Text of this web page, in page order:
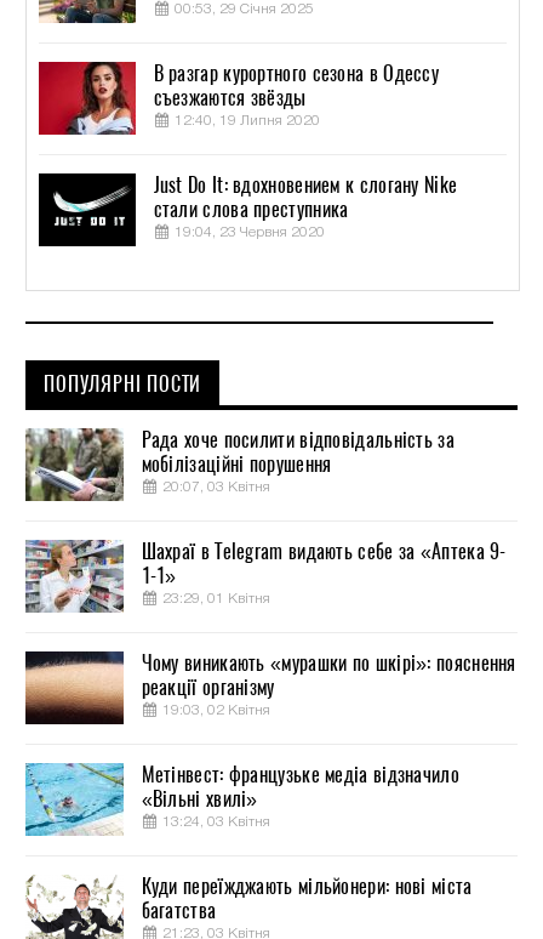
00:53, 29 Січня 2025
В разгар курортного сезона в Одессу
съезжаются звёзды
12:40, 19 Липня 2020
Just Do It: вдохновением к слогану Nike
стали слова преступника
19:04, 23 Червня 2020
ПОПУЛЯРНІ ПОСТИ
Рада хоче посилити відповідальність за
мобілізаційні порушення
20:07, 03 Квітня
Шахраї в Telegram видають себе за «Аптека 9-
1-1»
23:29, 01 Квітня
Чому виникають «мурашки по шкірі»: пояснення
реакції організму
19:03, 02 Квітня
Метінвест: французьке медіа відзначило
«Вільні хвилі»
13:24, 03 Квітня
Куди переїжджають мільйонери: нові міста
багатства
21:23, 03 Квітня